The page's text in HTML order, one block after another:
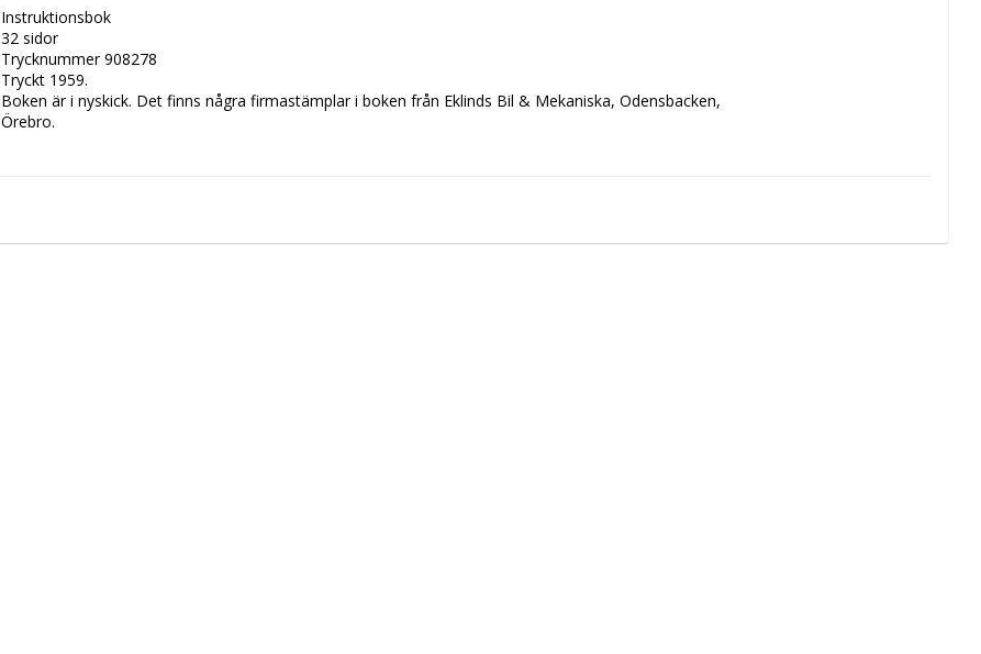
Instruktionsbok
32 sidor
Trycknummer 908278
Tryckt 1959.
Boken är i nyskick. Det finns några firmastämplar i boken från Eklinds Bil & Mekaniska, Odensbacken,
Örebro.